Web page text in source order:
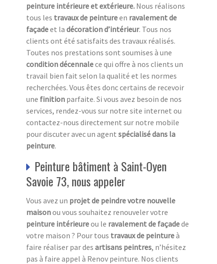
peinture intérieure et extérieure. Nous réalisons
tous les travaux de peintureen ravalement de
façadeet la décoration d’intérieur. Tous nos
clients ont été satisfaits des travaux réalisés.
Toutes nos prestations sont soumises à une
condition décennalece qui offre à nos clients un
travail bien fait selon la qualité et les normes
recherchées. Vous êtes donc certains de recevoir
une finition parfaite. Si vous avez besoin de nos
services, rendez-vous sur notre site internet ou
contactez-nous directement sur notre mobile
pour discuter avec un agent spécialisé dans la
peinture.
Peinture bâtiment à Saint-Oyen
Savoie 73, nous appeler
Vous avez un projet de peindre votre nouvelle
maisonou vous souhaitez renouveler votre
peinture intérieureou le ravalement de façadede
votre maison ? Pour tous travaux de peintureà
faire réaliser par des artisans peintres, n’hésitez
pas à faire appel à Renov peinture. Nos clients